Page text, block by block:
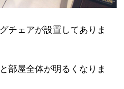
チェアが設置してありま
部屋全体が明るくなりま